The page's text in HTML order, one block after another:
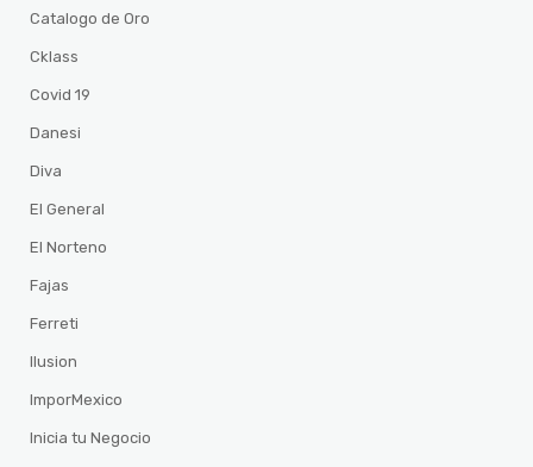
Catalogo de Oro
Cklass
Covid 19
Danesi
Diva
El General
El Norteno
Fajas
Ferreti
Ilusion
ImporMexico
Inicia tu Negocio